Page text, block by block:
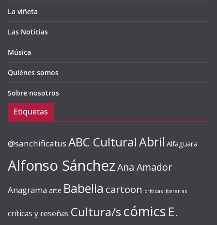
La viñeta
Las Noticias
Música
Quiénes somos
Sobre nosotros
Etiquetas
@sanchificatus ABC CulturalAbril Alfaguara
Alfonso SánchezAna Amador
Anagrama arte Babelia cartoon críticas literarias
críticas y reseñas Cultura/s cómics E.